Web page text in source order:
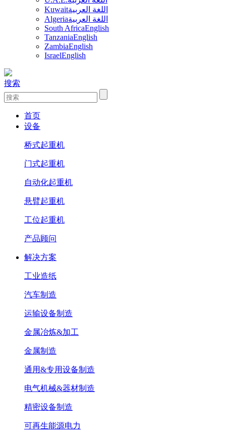
Kuwaitاللغة العربية
Algeriaاللغة العربية
South AfricaEnglish
TanzaniaEnglish
ZambiaEnglish
IsraelEnglish
搜索
首页
设备
桥式起重机
门式起重机
自动化起重机
悬臂起重机
工位起重机
产品顾问
解决方案
工业造纸
汽车制造
运输设备制造
金属冶炼&加工
金属制造
通用&专用设备制造
电气机械&器材制造
精密设备制造
可再生能源电力